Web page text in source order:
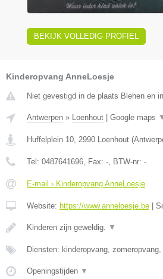
BEKIJK VOLLEDIG PROFIEL
Kinderopvang AnneLoesje
Niet gevestigd in de plaats Blehen en
Antwerpen » Loenhout Google maps
Huffelplein 10, 2990 Loenhout (
Tel: 0487641696, Fax: -, BTW-nr: -
E-mail › Kinderopvang AnneLoesje
Website: https://www.anneloesje.be
Kinderen zijn geweldig. ▼
Diensten: kinderopvang,
Openingstijden ▼